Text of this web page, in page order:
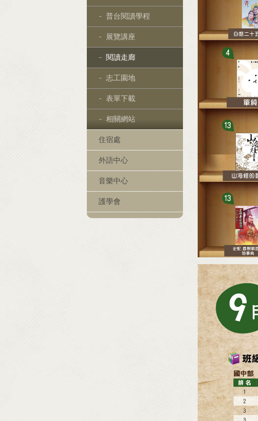
普台閱讀學程
展覽講座
閱讀走廊
志工園地
表單下載
相關網站
住宿處
外語中心
音樂中心
護學會